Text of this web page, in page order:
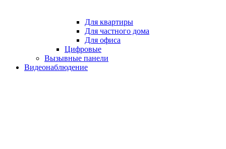
Для квартиры
Для частного дома
Для офиса
Цифровые
Вызывные панели
Видеонаблюдение